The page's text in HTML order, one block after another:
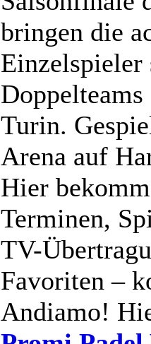
bringen die
Einzelspieler
Doppelteams
Turin.
Arena auf
Hier
Terminen,
TV-
Favoriten –
Andiamo!